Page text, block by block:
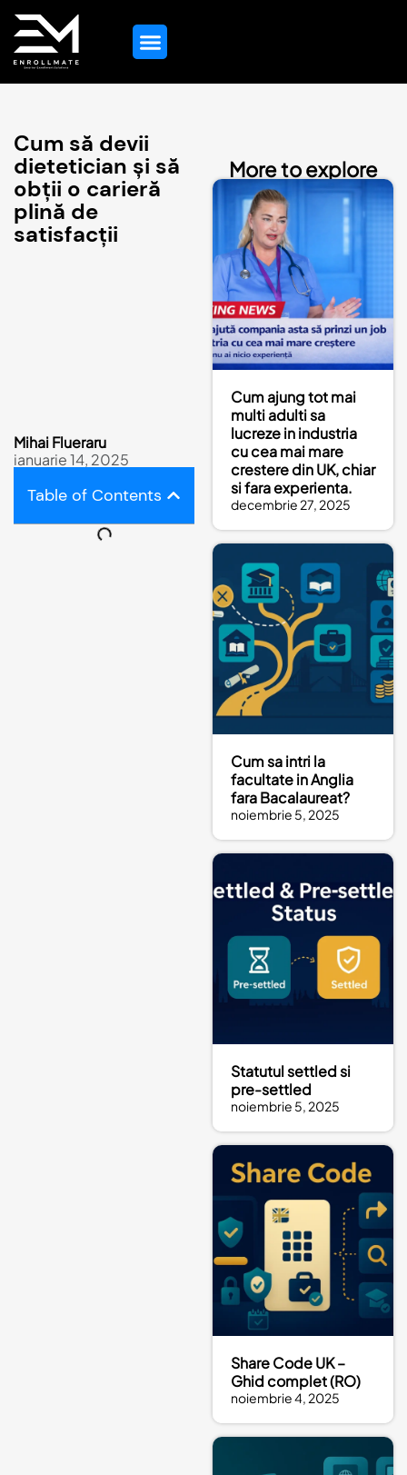
Cum să devii
dietetician și să
obții o carieră
plină de
satisfacții
Mihai Flueraru
ianuarie 14, 2025
Table of Contents
More to explore
Cum ajung tot mai
multi adulti sa
lucreze in industria
cu cea mai mare
crestere din UK, chiar
si fara experienta.
decembrie 27, 2025
Cum sa intri la
facultate in Anglia
fara Bacalaureat?
noiembrie 5, 2025
Statutul settled si
pre-settled
noiembrie 5, 2025
Share Code UK –
Ghid complet (RO)
noiembrie 4, 2025